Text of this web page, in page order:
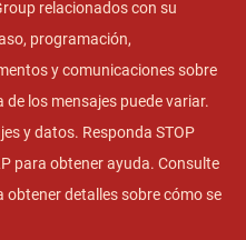
relacionados con su
programación,
y comunicaciones sobre
los mensajes puede variar.
y datos. Responda STOP
para obtener ayuda. Consulte
obtener detalles sobre cómo se